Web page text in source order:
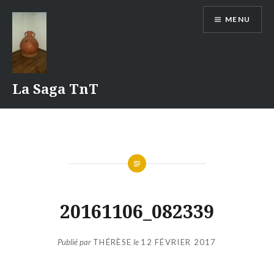
contenu
La Saga TnT
MENU
20161106_082339
Publié par THÉRÈSE le 12 FÉVRIER 2017